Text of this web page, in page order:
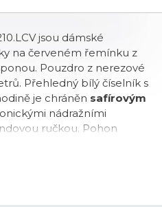
jsou dámské
na červeném řemínku z
Pouzdro z nerezové
Přehledný bílý číselník s
je chráněn safírovým
nádražními
ručkou. Pohon